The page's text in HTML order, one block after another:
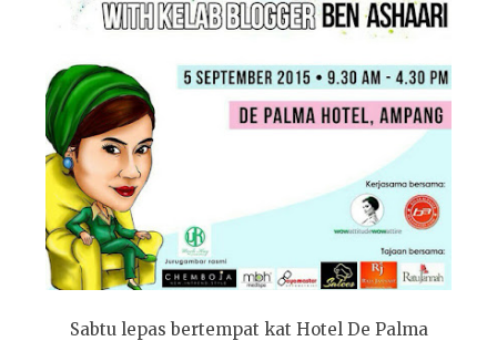
Sabtu lepas bertempat kat Hotel De Palma